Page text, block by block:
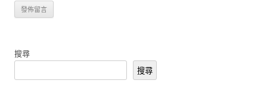
搜尋
搜尋